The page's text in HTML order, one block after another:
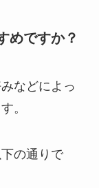
めですか？
などによっ
。
の通りで